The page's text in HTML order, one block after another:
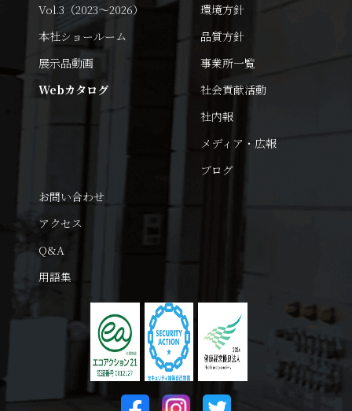
Vol.3（2023～2026）
本社ショールーム
展示品動画
Webカタログ
環境方針
品質方針
事業所一覧
社会貢献活動
社内報
メディア・広報
ブログ
お問い合わせ
アクセス
Q&A
用語集